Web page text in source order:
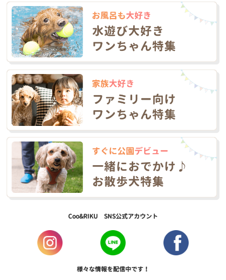
Coo&RIKU SNS公式アカウント
様々な情報を配信中です！